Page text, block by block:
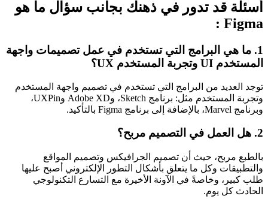
أسئلة قد تدور في ذهنك بجانب سؤال ما هو
Figma :
1. ما هي البرامج التي تستخدم في عمل تصميمات واجهة
المستخدم UI وتجربة المستخدم UX؟
توجد العديد من البرامج التي تستخدم في تصميم واجهة المستخدم
وتجربة المستخدم مثل: برنامج Sketch، وAdobe XD وUXPin،
وبرنامج Marvel، بالإضافة إلى برنامج Figma بالتأكيد.
2. هل العمل في التصميم مربح؟
بالطبع مربح، حيث أن تصميم الجرافيكس وتصميم المواقع
والتطبيقات وكل ما يتعلق بأشكال التطور الإلكتروني أصبح عليها
طلب كبير، وخاصةً في الآونة الأخيرة مع التسارع التكنولوجي
الحادث كل يوم.